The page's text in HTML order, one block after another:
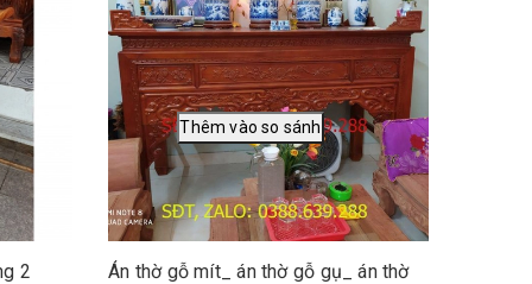
2
Án thờ gỗ mít_ án thờ gỗ gụ_ án thờ